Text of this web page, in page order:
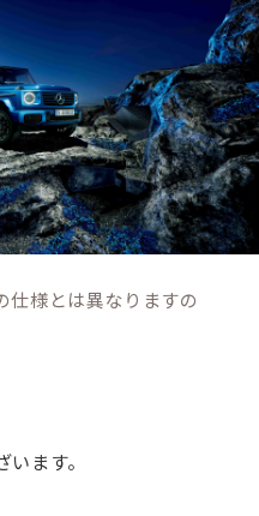
様とは異なりますの
ます。